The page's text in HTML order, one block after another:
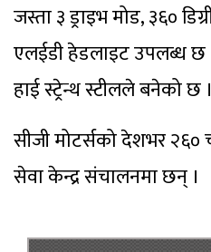
जस्ता ३ ड्राइभ मोड, ३६०
एलईडी हेडलाइट उपलब्ध छ
हाई स्ट्रेन्थ स्टीलले बनेको छ ।
सीजी मोटर्सको देशभर २६०
सेवा केन्द्र संचालनमा छन् ।